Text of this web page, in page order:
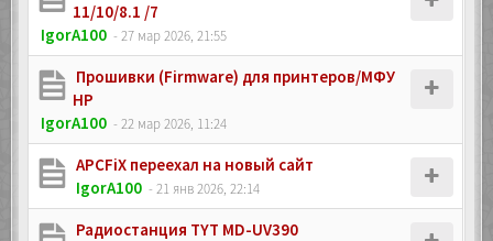
11/10/8.1 /7
IgorA100 - 27 мар 2026, 21:55
Прошивки (Firmware) для принтеров/МФУ
HP
IgorA100 - 22 мар 2026, 11:24
APCFiX переехал на новый сайт
IgorA100 - 21 янв 2026, 22:14
Радиостанция TYT MD-UV390